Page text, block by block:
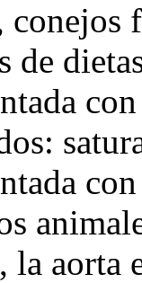
conejos
de
la aorta